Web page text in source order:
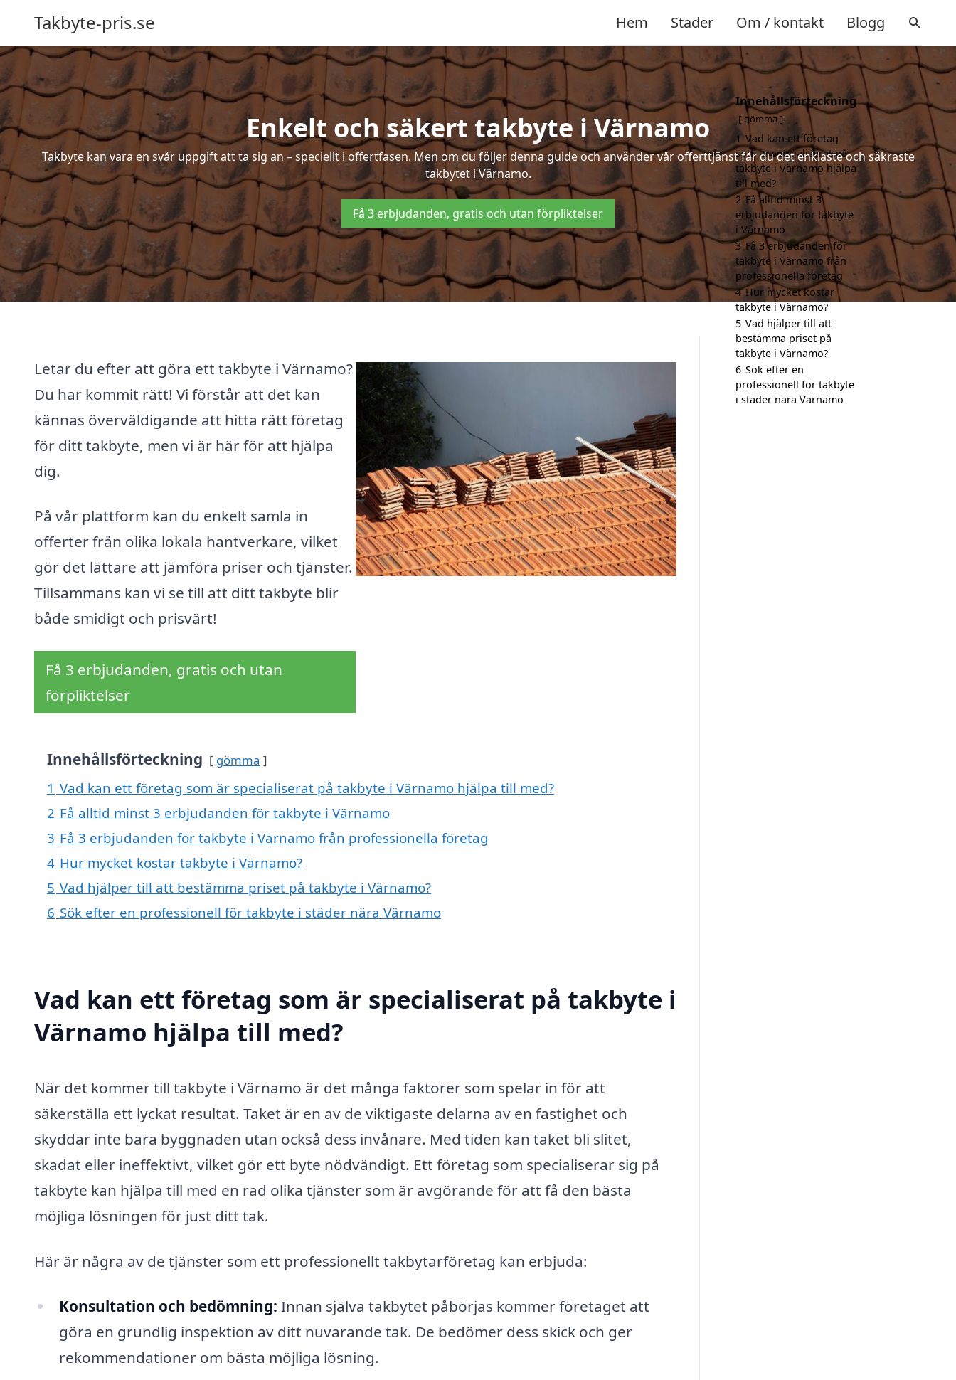
Takbyte-pris.se Hem Städer Om / kontakt Blogg
Enkelt och säkert takbyte i Värnamo
Takbyte kan vara en svår uppgift att ta sig an – speciellt i offertfasen. Men om du följer denna guide och använder vår offerttjänst får du det enklaste och säkraste
takbytet i Värnamo.
Få 3 erbjudanden, gratis och utan förpliktelser
Letar du efter att göra ett takbyte i Värnamo?
Du har kommit rätt! Vi förstår att det kan
kännas överväldigande att hitta rätt företag
för ditt takbyte, men vi är här för att hjälpa
dig.
På vår plattform kan du enkelt samla in
offerter från olika lokala hantverkare, vilket
gör det lättare att jämföra priser och tjänster.
Tillsammans kan vi se till att ditt takbyte blir
både smidigt och prisvärt!
Få 3 erbjudanden, gratis och utan
förpliktelser
Innehållsförteckning gömma
1 Vad kan ett företag som är specialiserat på takbyte i Värnamo hjälpa till med?
2 Få alltid minst 3 erbjudanden för takbyte i Värnamo
3 Få 3 erbjudanden för takbyte i Värnamo från professionella företag
4 Hur mycket kostar takbyte i Värnamo?
5 Vad hjälper till att bestämma priset på takbyte i Värnamo?
6 Sök efter en professionell för takbyte i städer nära Värnamo
Vad kan ett företag som är specialiserat på takbyte i
Värnamo hjälpa till med?
När det kommer till takbyte i Värnamo är det många faktorer som spelar in för att
säkerställa ett lyckat resultat. Taket är en av de viktigaste delarna av en fastighet och
skyddar inte bara byggnaden utan också dess invånare. Med tiden kan taket bli slitet,
skadat eller ineffektivt, vilket gör ett byte nödvändigt. Ett företag som specialiserar sig på
takbyte kan hjälpa till med en rad olika tjänster som är avgörande för att få den bästa
möjliga lösningen för just ditt tak.
Här är några av de tjänster som ett professionellt takbytarföretag kan erbjuda:
Konsultation och bedömning: Innan själva takbytet påbörjas kommer företaget att
göra en grundlig inspektion av ditt nuvarande tak. De bedömer dess skick och ger
rekommendationer om bästa möjliga lösning.
Innehållsförteckning
gömma
1 Vad kan ett företag
som är specialiserat på
takbyte i Värnamo hjälpa
till med?
2 Få alltid minst 3
erbjudanden för takbyte
i Värnamo
3 Få 3 erbjudanden för
takbyte i Värnamo från
professionella företag
4 Hur mycket kostar
takbyte i Värnamo?
5 Vad hjälper till att
bestämma priset på
takbyte i Värnamo?
6 Sök efter en
professionell för takbyte
i städer nära Värnamo